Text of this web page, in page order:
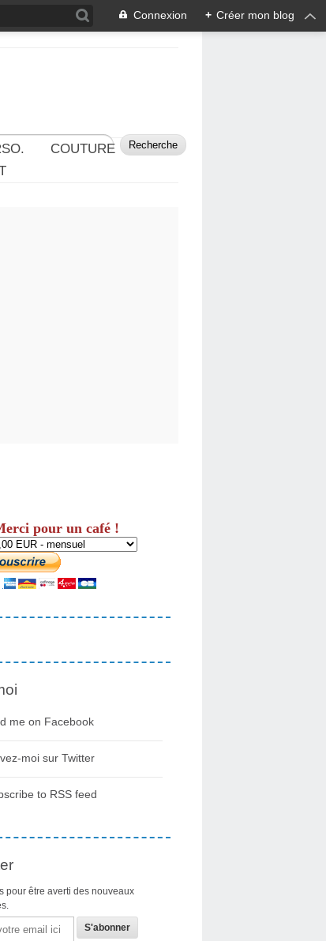
Connexion + Créer mon blog
COUTURE
pour un café !
me on Facebook
moi sur Twitter
to RSS feed
pour être averti des nouveaux